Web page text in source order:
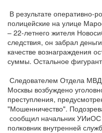
В результате оперативно-
полицейские на улице
– 22-летнего жителя
следствия, он забрал
качестве вознаграждения
суммы. Остальное
Следователем Отдела МВД
Москвы возбуждено
преступления,
"Мошенничество".
сообщил начальник
полковник внутренней